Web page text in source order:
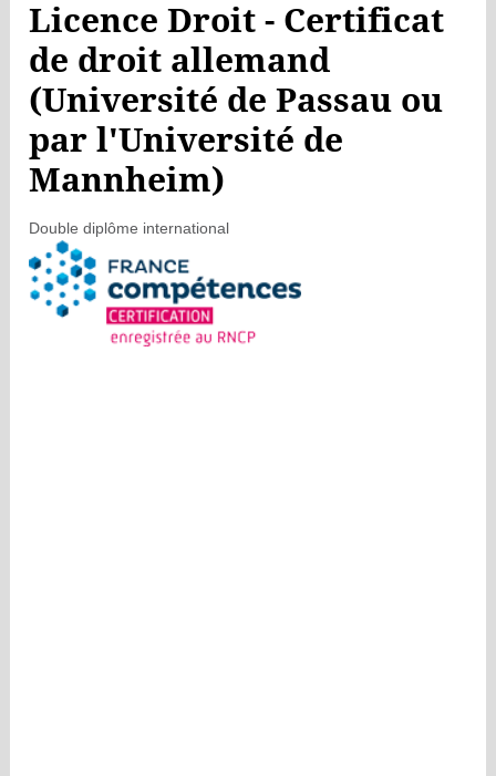
Licence Droit - Certificat
de droit allemand
(Université de Passau ou
par l'Université de
Mannheim)
Double diplôme international